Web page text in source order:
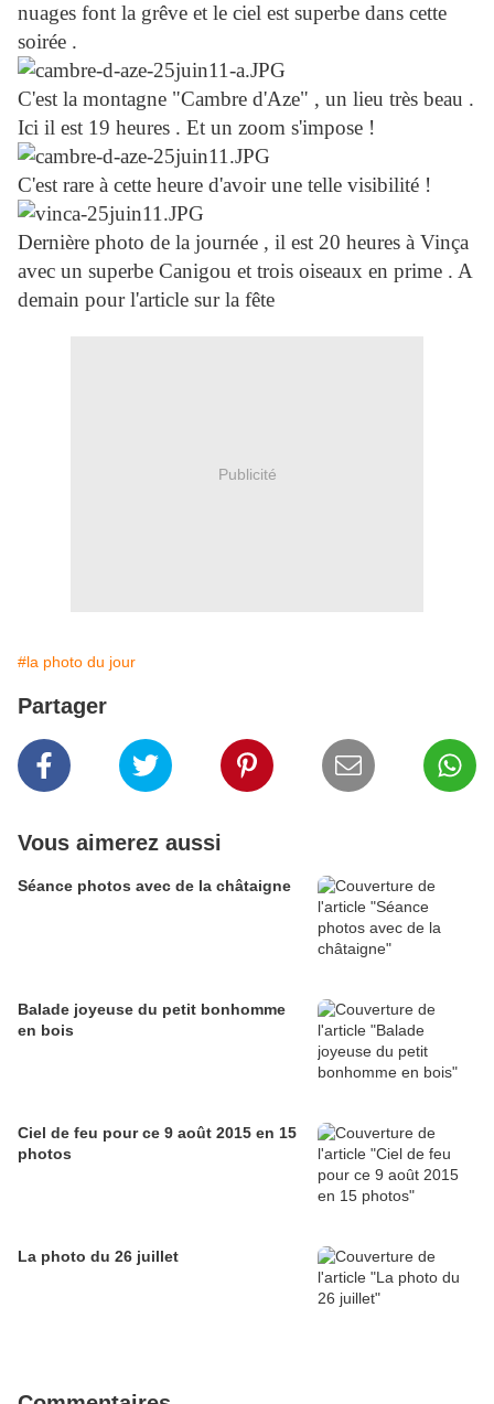
nuages font la grêve et le ciel est superbe dans cette
soirée .
C'est la montagne "Cambre d'Aze" , un lieu très beau .
Ici il est 19 heures . Et un zoom s'impose !
C'est rare à cette heure d'avoir une telle visibilité !
Dernière photo de la journée , il est 20 heures à Vinça
avec un superbe Canigou et trois oiseaux en prime . A
demain pour l'article sur la fête
Publicité
#la photo du jour
Partager
Vous aimerez aussi
Séance photos avec de la châtaigne
Balade joyeuse du petit bonhomme
en bois
Ciel de feu pour ce 9 août 2015 en 15
photos
La photo du 26 juillet